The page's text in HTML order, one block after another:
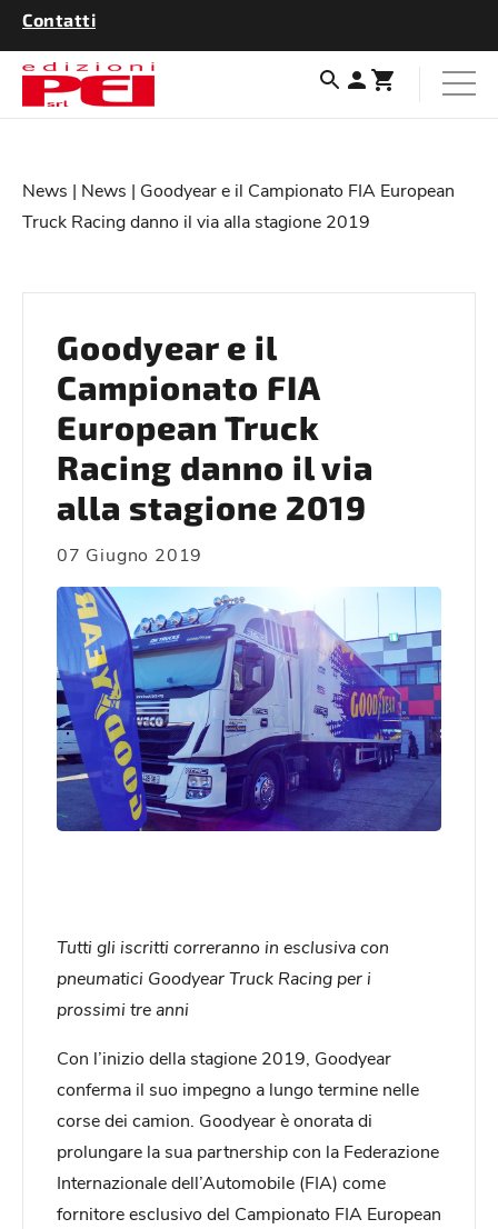
Contatti
News | News | Goodyear e il Campionato FIA European
Truck Racing danno il via alla stagione 2019
Goodyear e il
Campionato FIA
European Truck
Racing danno il via
alla stagione 2019
07 Giugno 2019
Tutti gli iscritti correranno in esclusiva con
pneumatici Goodyear Truck Racing per i
prossimi tre anni
Con l’inizio della stagione 2019, Goodyear
conferma il suo impegno a lungo termine nelle
corse dei camion. Goodyear è onorata di
prolungare la sua partnership con la Federazione
Internazionale dell’Automobile (FIA) come
fornitore esclusivo del Campionato FIA European